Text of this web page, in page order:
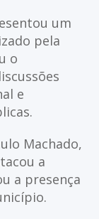
um
pela
o
e
Machado,
a
a presença